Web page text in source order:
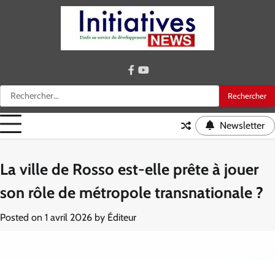
Rechercher :
facebook
youtube
Newsletter
La ville de Rosso est-elle prête à jouer
son rôle de métropole transnationale ?
Posted on 1 avril 2026 by Éditeur